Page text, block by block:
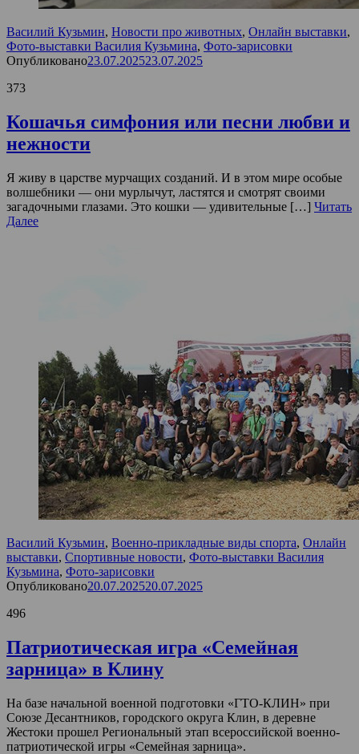
Василий Кузьмин, Новости про животных, Онлайн выставки,
Фото-выставки Василия Кузьмина, Фото-зарисовки
Опубликовано23.07.202523.07.2025
373
Кошачья симфония или песни любви и
нежности
Я живу в царстве мурчащих созданий. И в этом мире особые
волшебники — они мурлычут, ластятся и смотрят своими
загадочными глазами. Это кошки — удивительные […] Читать
Далее
Василий Кузьмин, Военно-прикладные виды спорта, Онлайн
выставки, Спортивные новости, Фото-выставки Василия
Кузьмина, Фото-зарисовки
Опубликовано20.07.202520.07.2025
496
Патриотическая игра «Семейная
зарница» в Клину
На базе начальной военной подготовки «ГТО-КЛИН» при
Союзе Десантников, городского округа Клин, в деревне
Жестоки прошел Региональный этап всероссийской военно-
патриотической игры «Семейная зарница».